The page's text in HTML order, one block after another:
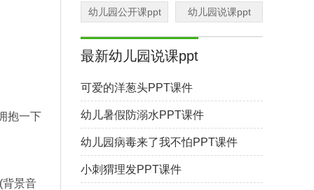
抱一下
景音
幼儿园公开课ppt 幼儿园说课ppt
最新幼儿园说课ppt
可爱的洋葱头PPT课件
幼儿暑假防溺水PPT课件
幼儿园病毒来了我不怕PPT课件
小刺猬理发PPT课件